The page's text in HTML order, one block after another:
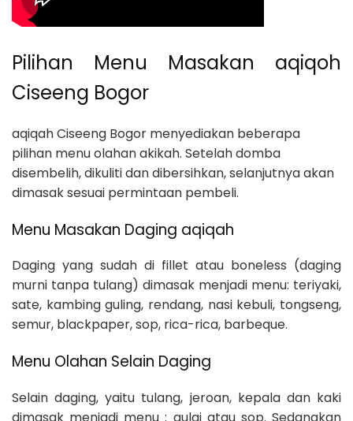
Pilihan Menu Masakan aqiqoh
Ciseeng Bogor
aqiqah Ciseeng Bogor menyediakan beberapa
pilihan menu olahan akikah. Setelah domba
disembelih, dikuliti dan dibersihkan, selanjutnya akan
dimasak sesuai permintaan pembeli.
Menu Masakan Daging aqiqah
Daging yang sudah di fillet atau boneless (daging
murni tanpa tulang) dimasak menjadi menu: teriyaki,
sate, kambing guling, rendang, nasi kebuli, tongseng,
semur, blackpaper, sop, rica-rica, barbeque.
Menu Olahan Selain Daging
Selain daging, yaitu tulang, jeroan, kepala dan kaki